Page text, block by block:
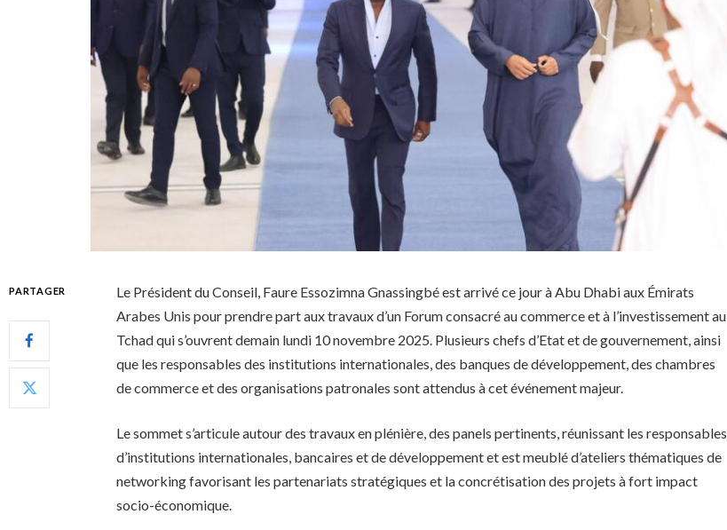
PARTAGER
Le Président du Conseil, Faure Essozimna Gnassingbé est arrivé ce jour à Abu Dhabi aux Émirats
Arabes Unis pour prendre part aux travaux d’un Forum consacré au commerce et à l’investissement au
Tchad qui s’ouvrent demain lundi 10 novembre 2025. Plusieurs chefs d’Etat et de gouvernement, ainsi
que les responsables des institutions internationales, des banques de développement, des chambres
de commerce et des organisations patronales sont attendus à cet événement majeur.
Le sommet s’articule autour des travaux en plénière, des panels pertinents, réunissant les responsables
d’institutions internationales, bancaires et de développement et est meublé d’ateliers thématiques de
networking favorisant les partenariats stratégiques et la concrétisation des projets à fort impact
socio-économique.